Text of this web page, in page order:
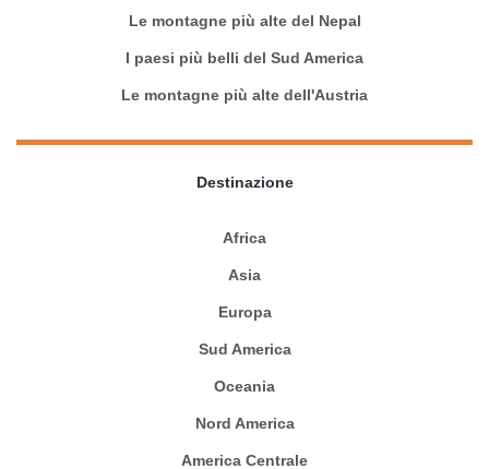
Le montagne più alte del Nepal
I paesi più belli del Sud America
Le montagne più alte dell'Austria
Destinazione
Africa
Asia
Europa
Sud America
Oceania
Nord America
America Centrale